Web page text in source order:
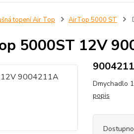
topení Air Top AirTop 5000 ST
5000ST 12V
Dmychadlo
popis